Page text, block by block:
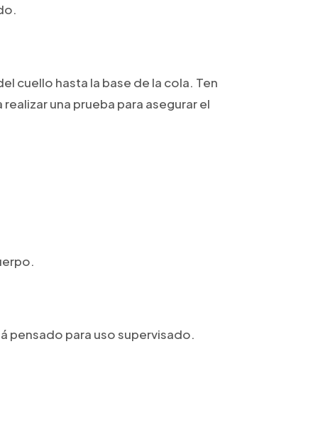
cuello hasta la base de la cola. Ten
una prueba para asegurar el
pensado para uso supervisado.